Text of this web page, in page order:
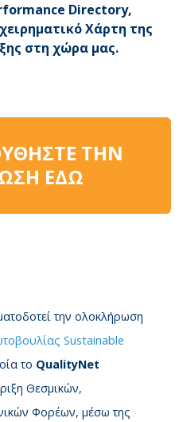
Directory,
Χάρτη της
στη χώρα μας.
ΤΗΝ
ΕΔΩ
την ολοκλήρωση
Sustainable
το QualityNet
Θεσμικών,
Φορέων, μέσω της